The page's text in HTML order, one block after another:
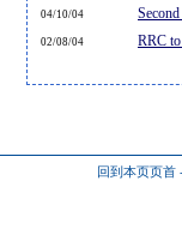
04/10/04
02/08/04 RRC
回到本页页首